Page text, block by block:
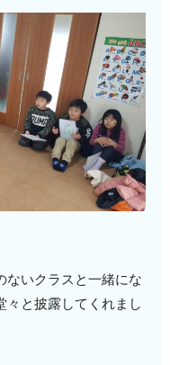
ないクラスと一緒にな
々と披露してくれまし